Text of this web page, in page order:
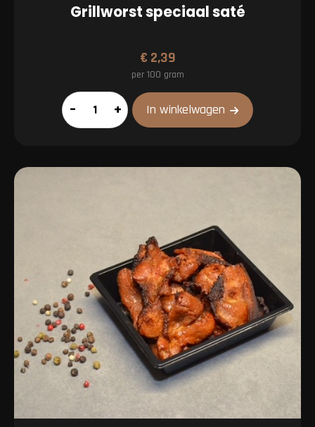
Grillworst speciaal saté
€ 2,39
per 100 gram
Grillworst
speciaal
aantal
– + In winkelwagen